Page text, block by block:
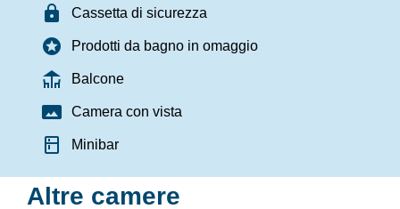
lock Cassetta di sicurezza
stars Prodotti da bagno in omaggio
deck Balcone
panorama Camera con vista
kitchen Minibar
Altre camere